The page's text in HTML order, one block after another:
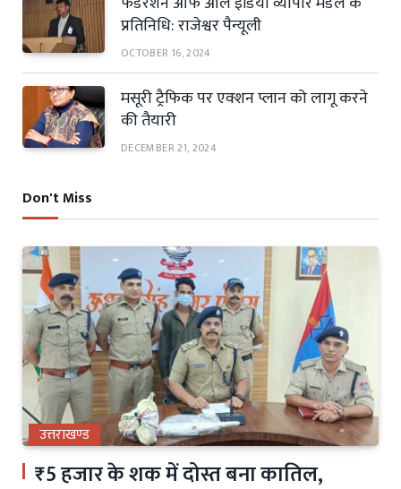
प्रतिनिधि: राजेश्वर पैन्यूली
OCTOBER 16, 2024
मसूरी ट्रैफिक पर एक्शन प्लान को लागू करने
की तैयारी
DECEMBER 21, 2024
Don't Miss
उत्तराखण्ड
₹5 हजार के शक में दोस्त बना कातिल,